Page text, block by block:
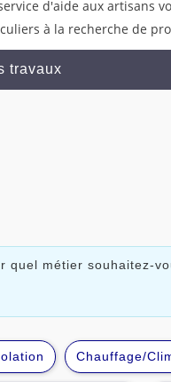
d'aide aux artisans
à la recherche de